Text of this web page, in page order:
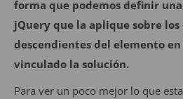
forma que podemos definir
jQuery que la aplique sobre
descendientes del elemento
vinculado la solución.
Para ver un poco mejor lo que